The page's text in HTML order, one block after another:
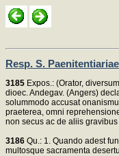
Resp. S.
3185 Expos.: (Orator,
dioec. Andegav. (Angers)
solummodo accusat
praeterea, omni
non secus ac de aliis
3186 Qu.: 1. Quando adest
multosque sacramenta